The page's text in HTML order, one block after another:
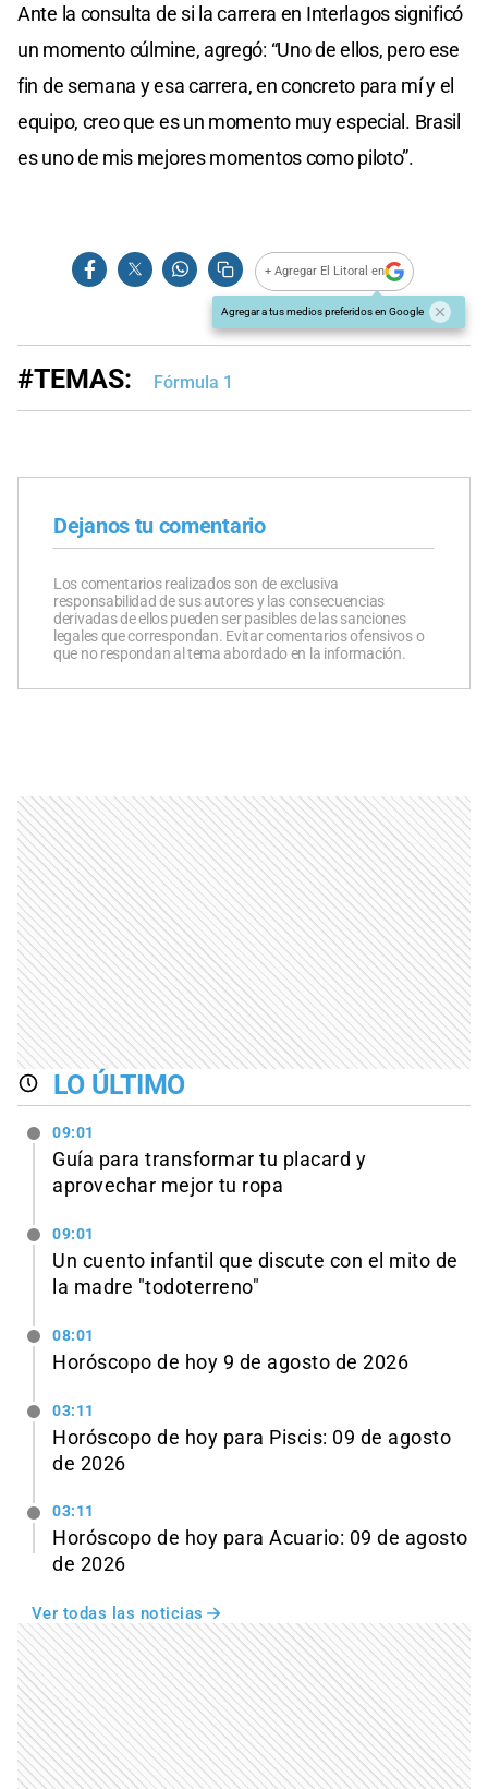
Ante la consulta de si la carrera en Interlagos significó
un momento cúlmine, agregó: “Uno de ellos, pero ese
fin de semana y esa carrera, en concreto para mí y el
equipo, creo que es un momento muy especial. Brasil
es uno de mis mejores momentos como piloto”.
+ Agregar El Litoral en
Agregar a tus medios preferidos en Google
#TEMAS: Fórmula 1
Dejanos tu comentario
Los comentarios realizados son de exclusiva
responsabilidad de sus autores y las consecuencias
derivadas de ellos pueden ser pasibles de las sanciones
legales que correspondan. Evitar comentarios ofensivos o
que no respondan al tema abordado en la información.
LO ÚLTIMO
09:01
Guía para transformar tu placard y
aprovechar mejor tu ropa
09:01
Un cuento infantil que discute con el mito de
la madre "todoterreno"
08:01
Horóscopo de hoy 9 de agosto de 2026
03:11
Horóscopo de hoy para Piscis: 09 de agosto
de 2026
03:11
Horóscopo de hoy para Acuario: 09 de agosto
de 2026
Ver todas las noticias